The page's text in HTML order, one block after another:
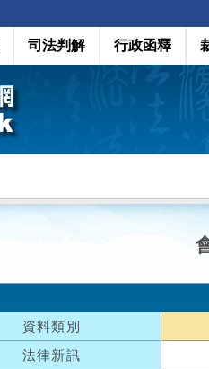
司法判解 行政函釋
資料類別
法律新訊